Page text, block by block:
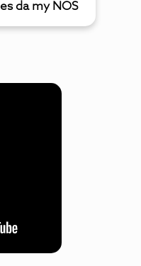
da my NOS